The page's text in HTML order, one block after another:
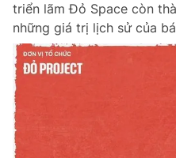
triển lãm Đỏ Space còn
những giá trị lịch sử của